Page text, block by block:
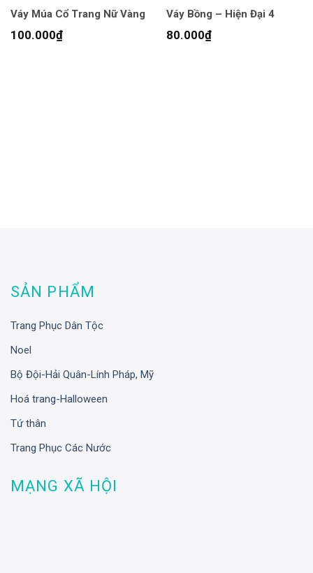
Váy Múa Cổ Trang Nữ Vàng
100.000₫
Váy Bồng – Hiện Đại 4
80.000₫
SẢN PHẨM
Trang Phục Dân Tộc
Noel
Bộ Đội-Hải Quân-Lính Pháp, Mỹ
Hoá trang-Halloween
Tứ thân
Trang Phục Các Nước
MẠNG XÃ HỘI